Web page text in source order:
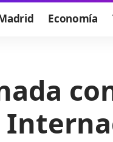
Economía